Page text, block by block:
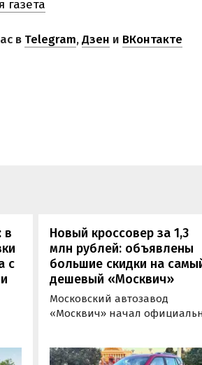
газета
в Telegram,Дзен и ВКонтакте
в
с
Новый кроссовер за 1,3
млн рублей: объявлены
большие скидки на
дешевый «Москвич»
Московский автозавод
«Москвич» начал
прямой выгодой в размере